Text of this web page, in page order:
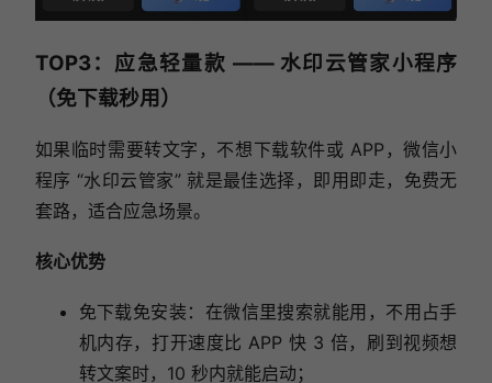
TOP3：应急轻量款 —— 水印云管家小程序
（免下载秒用）
如果临时需要转文字，不想下载软件或 APP，微信小
程序 “水印云管家” 就是最佳选择，即用即走，免费无
套路，适合应急场景。
核心优势
免下载免安装：在微信里搜索就能用，不用占手
机内存，打开速度比 APP 快 3 倍，刷到视频想
转文案时，10 秒内就能启动；